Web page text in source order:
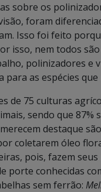
sobre os
foram
Isso foi feito
isso, nem todos
polinizadores e
para as espécies
de 75 culturas
sendo que 87%
destaque
coletarem óleo
pois, fazem
porte conhecidas
sem ferrão: